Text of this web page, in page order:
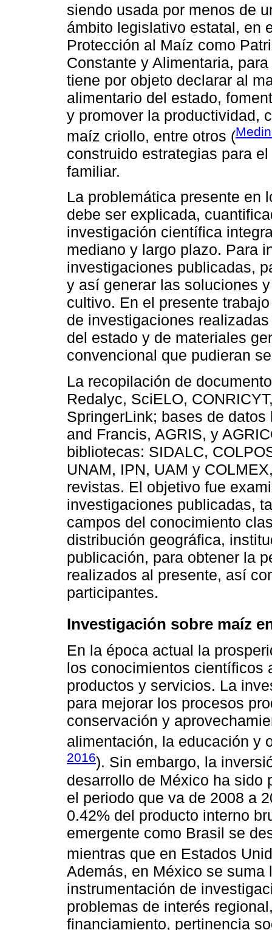
siendo usada por menos de
ámbito legislativo estatal, en
Protección al Maíz como
Constante y Alimentaria,
tiene por objeto declarar al
alimentario del estado,
y promover la productividad,
maíz criollo, entre otros (
construido estrategias para
familiar.
La problemática presente en
debe ser explicada,
investigación científica
mediano y largo plazo. Para
investigaciones publicadas,
y así generar las soluciones
cultivo. En el presente
de investigaciones
del estado y de materiales
convencional que pudieran
La recopilación de
Redalyc, SciELO,
SpringerLink; bases de
and Francis, AGRIS, y
bibliotecas: SIDALC,
UNAM, IPN, UAM y
revistas. El objetivo fue
investigaciones publicadas,
campos del conocimiento
distribución geográfica,
publicación, para obtener la
realizados al presente, así
participantes.
Investigación sobre maíz
En la época actual la
los conocimientos científicos
productos y servicios. La
para mejorar los procesos
conservación y
alimentación, la educación y
2016). Sin embargo, la
desarrollo de México ha sido
el periodo que va de 2008 a
0.42% del producto interno
emergente como Brasil se
mientras que en Estados
Además, en México se
instrumentación de
problemas de interés
financiamiento, pertinencia